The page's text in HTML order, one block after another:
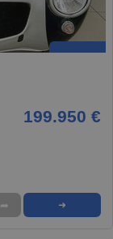
199.950 €
➦ ➜